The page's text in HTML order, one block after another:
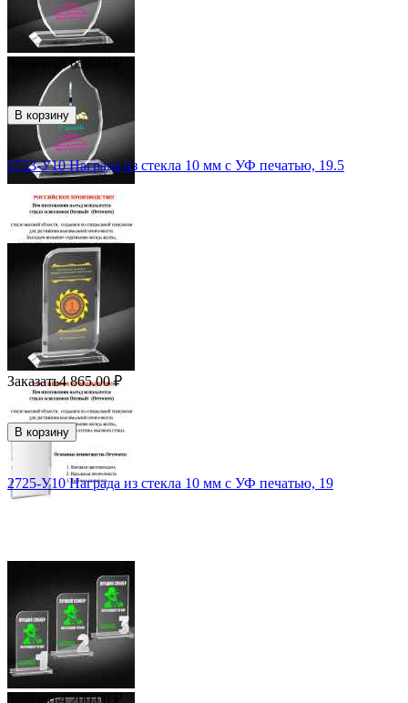
Заказать6 650.00
В корзину
2723-У10 Награда из стекла 10 мм с УФ печатью, 19.5
Заказать4 865.00 ₽
В корзину
2725-У10 Награда из стекла 10 мм с УФ печатью, 19
Заказать4 200.00